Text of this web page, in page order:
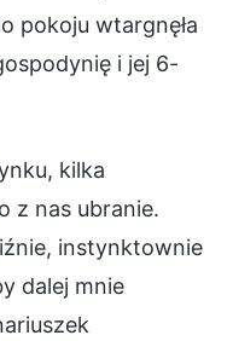
pokoju wtargnęła
i jej 6-
kilka
z nas ubranie.
instynktownie
dalej mnie